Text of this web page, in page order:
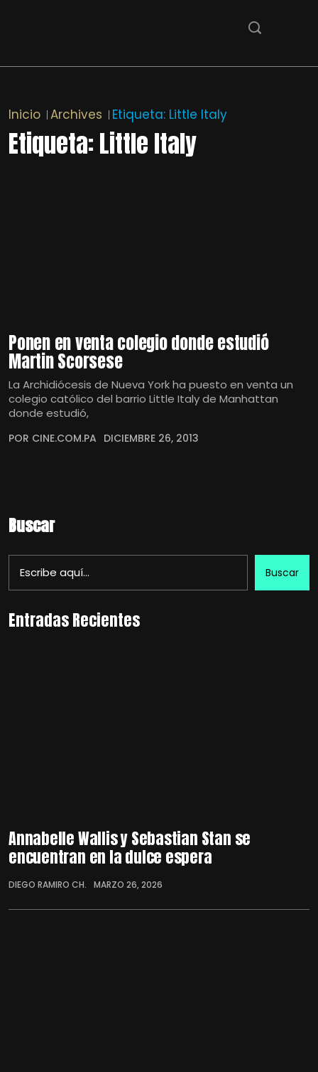
Inicio Archives Etiqueta: Little Italy
Etiqueta:Little Italy
Ponen en venta colegio donde estudió
Martin Scorsese
La Archidiócesis de Nueva York ha puesto en venta un
colegio católico del barrio Little Italy de Manhattan
donde estudió,
POR CINE.COM.PA DICIEMBRE 26, 2013
Buscar
Buscar
Entradas Recientes
Annabelle Wallis y Sebastian Stan se
encuentran en la dulce espera
DIEGO RAMIRO CH. MARZO 26, 2026